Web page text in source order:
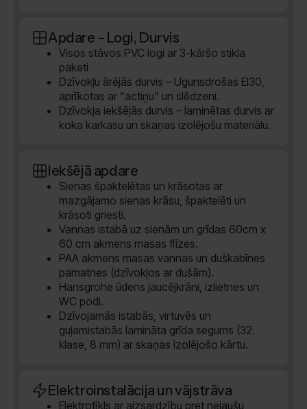
Apdare – Logi, Durvis
Visos stāvos PVC logi ar 3-kāršo stikla
paketi
Dzīvokļu ārējās durvis – Ugunsdrošas EI30,
aprīkotas ar “actiņu” un slēdzeni.
Dzīvokļa iekšējās durvis – laminētas durvis ar
koka karkasu un skaņas izolējošu materiālu.
Iekšējā apdare
Sienas špaktelētas un krāsotas ar
mazgājamo sienas krāsu, špaktelēti un
krāsoti griesti.
Vannas istabā uz sienām un grīdas 60cm x
60 cm akmens masas flīzes.
PAA akmens masas vannas un duškabīnes
pamatnes (dzīvokļos ar dušām).
Hansgrohe ūdens jaucējkrāni, izlietnes un
WC podi.
Dzīvojamās istabās, virtuvēs un
guļamistabās lamināta grīda segums (32.
klase, 8 mm) ar skaņas izolējošo kārtu.
Elektroinstalācija un vājstrāva
Elektrotīkls ar aizsardzību pret nejaušu